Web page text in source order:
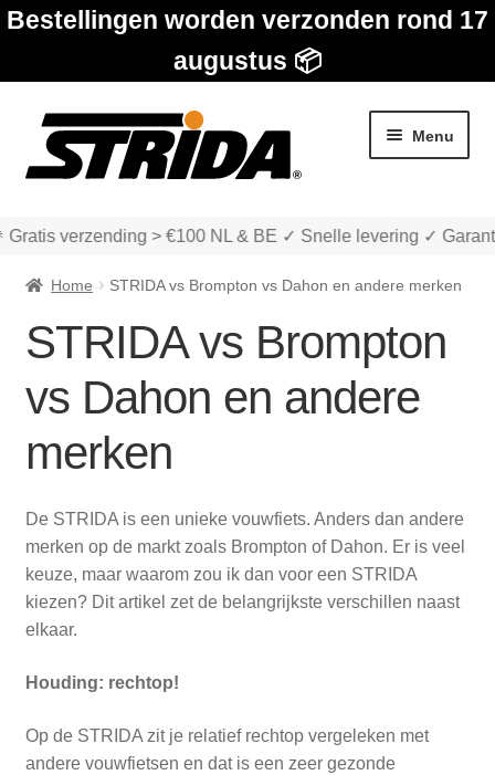
Bestellingen worden verzonden rond 17
augustus 📦
Ga
door
naar
Ga
naar
de
Menu
Over STRIDA
Winkelwagen
verzending > €100 NL & BE ✓ Snelle levering ✓
Home STRIDA vs Brompton vs Dahon en andere merken
STRIDA vs Brompton
vs Dahon en andere
merken
De STRIDA is een unieke vouwfiets. Anders dan andere
merken op de markt zoals Brompton of Dahon. Er is veel
keuze, maar waarom zou ik dan voor een STRIDA
kiezen? Dit artikel zet de belangrijkste verschillen naast
elkaar.
Houding: rechtop!
Op de STRIDA zit je relatief rechtop vergeleken met
andere vouwfietsen en dat is een zeer gezonde